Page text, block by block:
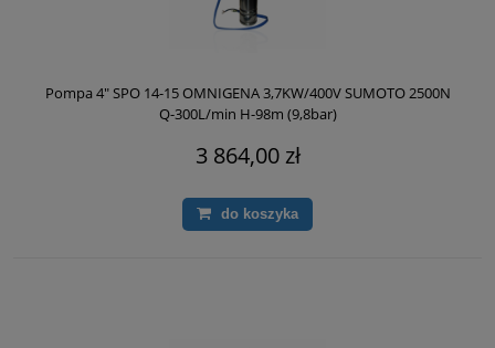
Pompa 4" SPO 14-15 OMNIGENA 3,7KW/400V SUMOTO 2500N
Q-300L/min H-98m (9,8bar)
3 864,00 zł
do koszyka